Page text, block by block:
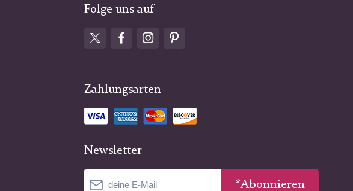
Folge uns auf
Zahlungsarten
Newsletter
*Abonnieren